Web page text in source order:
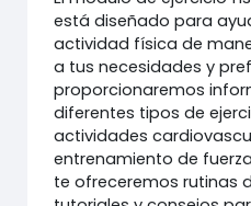
está diseñado para
actividad física de
a tus necesidades y
proporcionaremos
diferentes tipos de
actividades
entrenamiento de
te ofreceremos rutinas